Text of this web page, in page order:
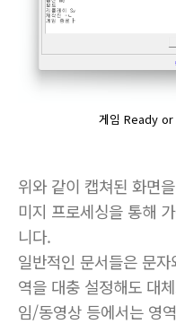
게임 Ready or
위와 같이 캡쳐된 화면
미지 프로세싱을 통해
니다.
일반적인 문서들은 문
역을 대충 설정해도 대
임/동영상 등에서는 영